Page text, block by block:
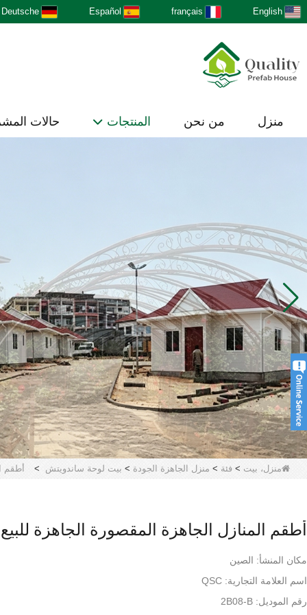
English
français
Español
Deutsche
منزل من نحن المنتجات حالات
منزل، بيت > فئة > منزل الجاهزة الجودة > بيت لوحة ساندويتش > أطقم
أطقم المنازل الجاهزة المقصورة الجاهزة للبيع
مكان المنشأ: الصين
اسم العلامة التجارية: QSC
رقم الموديل: 2B08-B